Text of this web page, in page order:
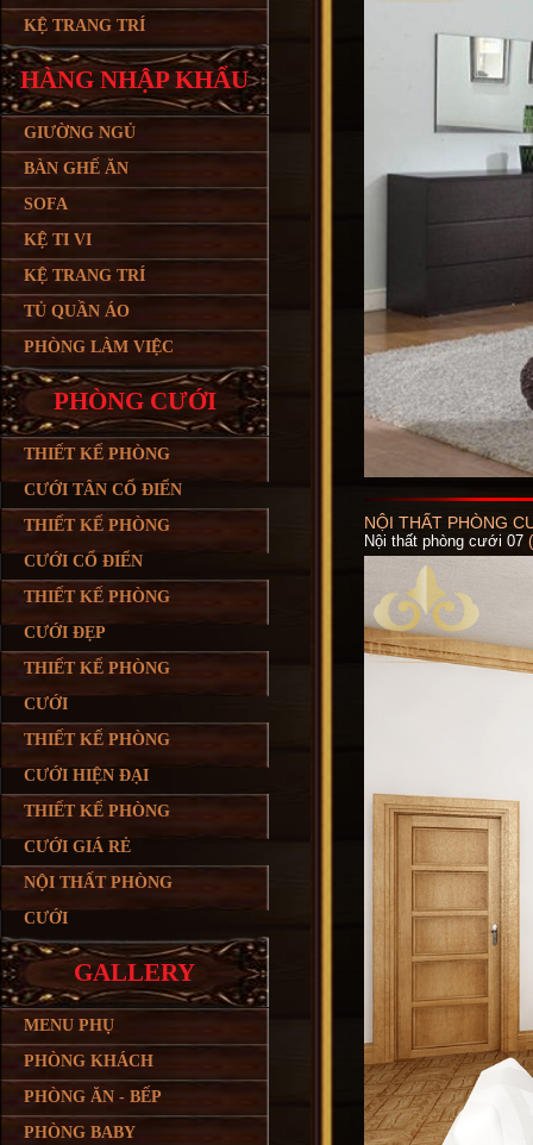
KỆ TRANG TRÍ
HÀNG NHẬP KHẨU
GIƯỜNG NGỦ
BÀN GHẾ ĂN
SOFA
KỆ TI VI
KỆ TRANG TRÍ
TỦ QUẦN ÁO
PHÒNG LÀM VIỆC
PHÒNG CƯỚI
THIẾT KẾ PHÒNG
CƯỚI TÂN CỔ ĐIỂN
THIẾT KẾ PHÒNG
CƯỚI CỔ ĐIỂN
THIẾT KẾ PHÒNG
CƯỚI ĐẸP
THIẾT KẾ PHÒNG
CƯỚI
THIẾT KẾ PHÒNG
CƯỚI HIỆN ĐẠI
THIẾT KẾ PHÒNG
CƯỚI GIÁ RẺ
NỘI THẤT PHÒNG
CƯỚI
GALLERY
MENU PHỤ
PHÒNG KHÁCH
PHÒNG ĂN - BẾP
PHÒNG BABY
NỘI THẤT PHÒNG
Nội thất phòng cưới 07